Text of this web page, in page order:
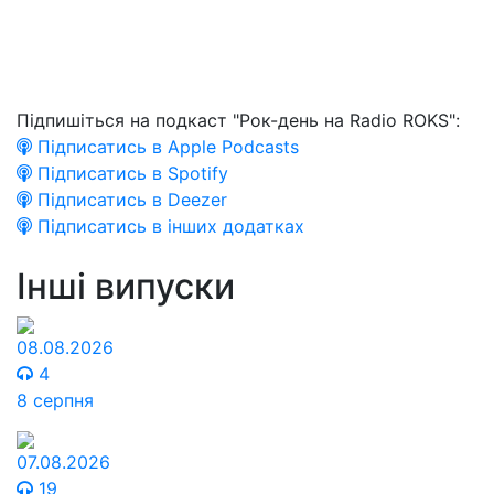
Підпишіться на подкаст "Рок-день на Radio ROKS":
Підписатись в Apple Podcasts
Підписатись в Spotify
Підписатись в Deezer
Підписатись в інших додатках
Інші випуски
08.08.2026
4
8 серпня
07.08.2026
19